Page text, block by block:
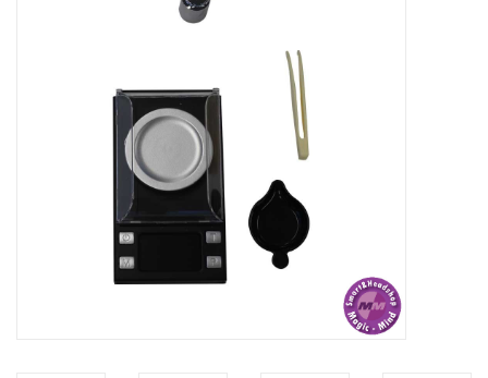
Health Supplies
Rituals & Wierook